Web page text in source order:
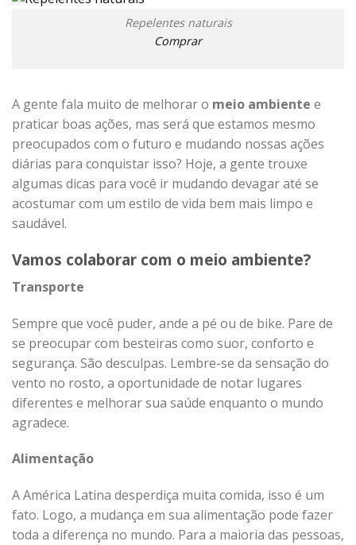
Repelentes naturais
Comprar
A gente fala muito de melhorar o meio ambiente e
praticar boas ações, mas será que estamos mesmo
preocupados com o futuro e mudando nossas ações
diárias para conquistar isso? Hoje, a gente trouxe
algumas dicas para você ir mudando devagar até se
acostumar com um estilo de vida bem mais limpo e
saudável.
Vamos colaborar com o meio ambiente?
Transporte
Sempre que você puder, ande a pé ou de bike. Pare de
se preocupar com besteiras como suor, conforto e
segurança. São desculpas. Lembre-se da sensação do
vento no rosto, a oportunidade de notar lugares
diferentes e melhorar sua saúde enquanto o mundo
agradece.
Alimentação
A América Latina desperdiça muita comida, isso é um
fato. Logo, a mudança em sua alimentação pode fazer
toda a diferença no mundo. Para a maioria das pessoas,